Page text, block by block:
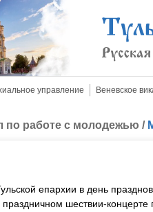
управление Веневское
по работе с молодежью /
епархии в день
шествии-